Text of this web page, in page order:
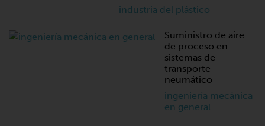
industria del plástico
Suministro de aire
de proceso en
sistemas de
transporte
neumático
ingeniería mecánica
en general